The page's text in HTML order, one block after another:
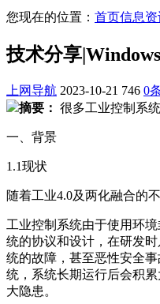
您现在的位置： 首页信息资
技术分享
上网导航 2023-10-21 746 0
摘要： 很多工业控制系
一、背景
1.1现状
随着工业4.0及两化融合的
工业控制系统由于使用环
统的协议和设计，在研发
统的故障，甚至恶性安全
统，系统长期运行后会积
大隐患。